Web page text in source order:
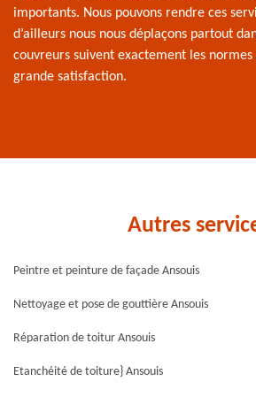
importants. Nous pouvons rendre ces
d’ailleurs nous nous déplaçons partout
couvreurs suivent exactement les
grande satisfaction.
Autres
Peintre et peinture de façade Ansouis
Nettoyage et pose de gouttière Ansouis
Réparation de toitur Ansouis
Etanchéité de toiture} Ansouis